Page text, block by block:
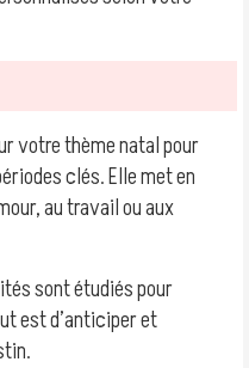
votre thème natal pour
clés. Elle met en
au travail ou aux
sont étudiés pour
est d’anticiper et